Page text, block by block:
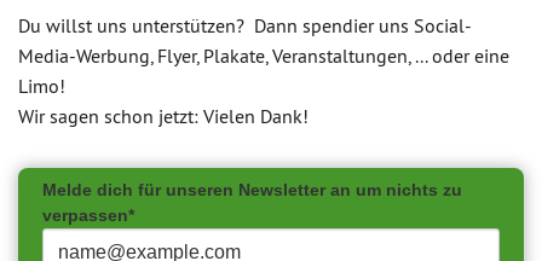
Du willst uns unterstützen? Dann spendier uns Social-
Media-Werbung, Flyer, Plakate, Veranstaltungen, ... oder eine
Limo!
Wir sagen schon jetzt: Vielen Dank!
Melde dich für unseren Newsletter an um nichts zu
verpassen*